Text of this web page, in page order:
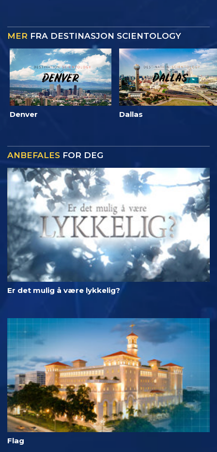
MER FRA DESTINASJON SCIENTOLOGY
Denver Dallas
ANBEFALES FOR DEG
Er det mulig å være lykkelig?
Flag